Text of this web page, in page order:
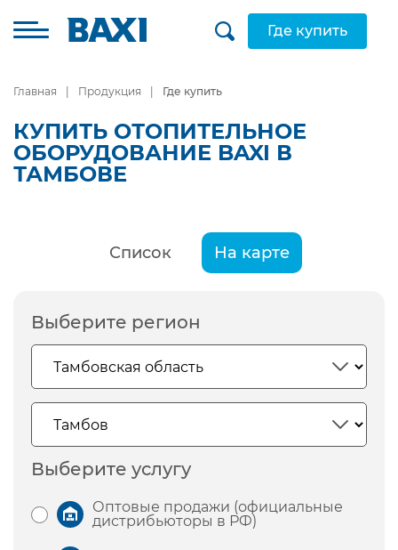
Где купить
Главная Продукция Где купить
КУПИТЬ ОТОПИТЕЛЬНОЕ
ОБОРУДОВАНИЕ BAXI В
ТАМБОВЕ
Список На карте
Выберите регион
Выберите услугу
Оптовые продажи (официальные
дистрибьюторы в РФ)